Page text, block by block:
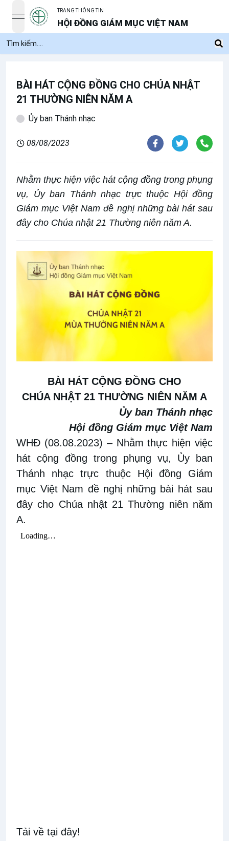
open navigation menu
TRANG THÔNG TIN
HỘI ĐỒNG GIÁM MỤC VIỆT NAM
BÀI HÁT CỘNG ĐỒNG CHO CHÚA NHẬT
21 THƯỜNG NIÊN NĂM A
Ủy ban Thánh nhạc
08/08/2023
Nhằm thực hiện việc hát cộng đồng trong phụng
vụ, Ủy ban Thánh nhạc trực thuộc Hội đồng
Giám mục Việt Nam đề nghị những bài hát sau
đây cho Chúa nhật 21 Thường niên năm A.
BÀI HÁT CỘNG ĐỒNG CHO
CHÚA NHẬT 21 THƯỜNG NIÊN NĂM A
Ủy ban Thánh nhạc
Hội đồng Giám mục Việt Nam
WHĐ (08.08.2023) – Nhằm thực hiệnviệc
hát cộng đồng trong phụng vụ, Ủy ban
Thánh nhạc trực thuộc Hội đồng Giám
mục Việt Nam đề nghị những bài hát sau
đây cho Chúa nhật 21 Thường niên năm
A.
Tải về tại đây!